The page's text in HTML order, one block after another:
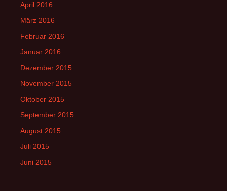
April 2016
März 2016
Februar 2016
Januar 2016
Dezember 2015
November 2015
Oktober 2015
September 2015
August 2015
Juli 2015
Juni 2015